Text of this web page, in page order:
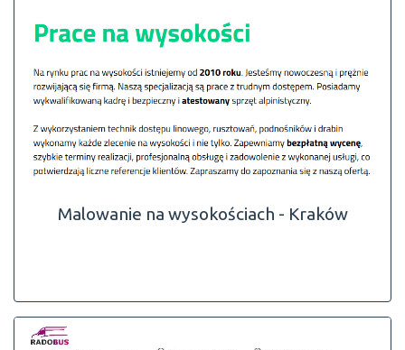
Malowanie na wysokościach - Kraków